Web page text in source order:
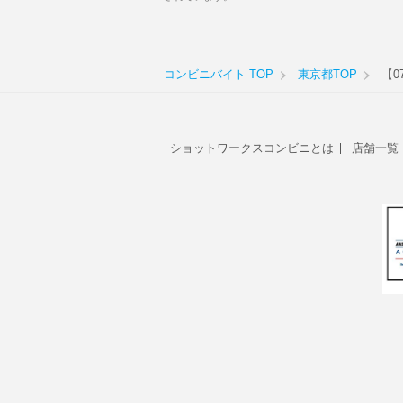
コンビニバイト TOP 東京都TOP 【
ショットワークスコンビニとは 店舗一覧